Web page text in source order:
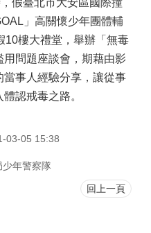
假臺北市大安區國際撞
」高關懷少年團體輔
10樓大禮堂，舉辦「無毒
問題座談會，期藉由影
當事人經驗分享，讓從事
認戒毒之路。
03-05 15:38
少年警察隊
回上一頁